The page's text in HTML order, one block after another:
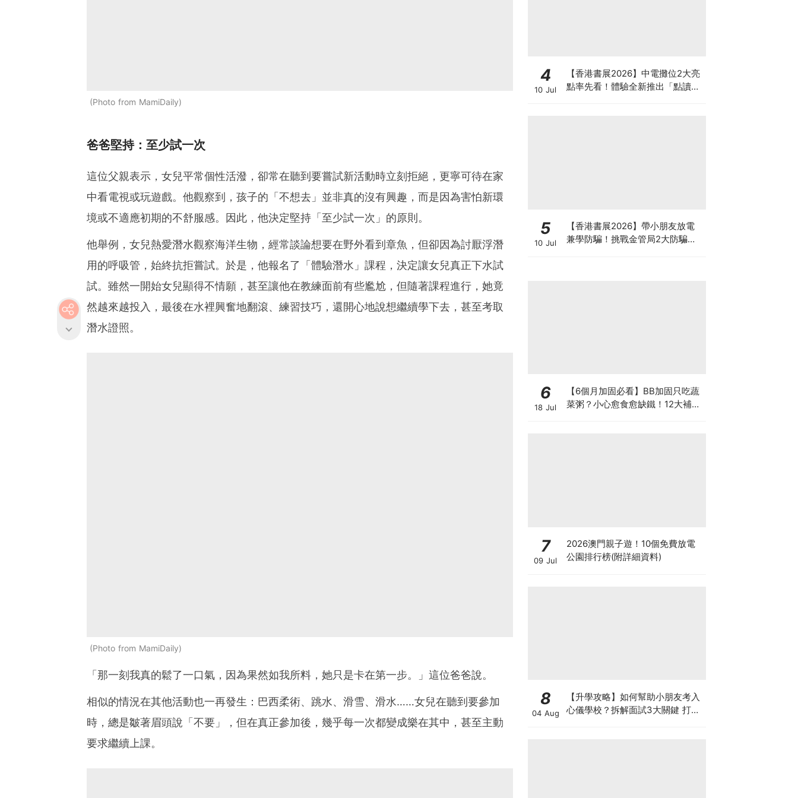
Photo from MamiDaily
爸爸堅持：至少試一次
這位父親表示，女兒平常個性活潑，卻常在聽到要嘗試新活動時立刻拒絕，更寧可待在家
中看電視或玩遊戲。他觀察到，孩子的「不想去」並非真的沒有興趣，而是因為害怕新環
境或不適應初期的不舒服感。因此，他決定堅持「至少試一次」的原則。
他舉例，女兒熱愛潛水觀察海洋生物，經常談論想要在野外看到章魚，但卻因為討厭浮潛
用的呼吸管，始終抗拒嘗試。於是，他報名了「體驗潛水」課程，決定讓女兒真正下水試
試。雖然一開始女兒顯得不情願，甚至讓他在教練面前有些尷尬，但隨著課程進行，她竟
然越來越投入，最後在水裡興奮地翻滾、練習技巧，還開心地說想繼續學下去，甚至考取
潛水證照。
Photo from MamiDaily
「那一刻我真的鬆了一口氣，因為果然如我所料，她只是卡在第一步。」這位爸爸說。
相似的情況在其他活動也一再發生：巴西柔術、跳水、滑雪、滑水……女兒在聽到要參加
時，總是皺著眉頭說「不要」，但在真正參加後，幾乎每一次都變成樂在其中，甚至主動
要求繼續上課。
4
10 Jul
【香港書展2026】中電攤位2大亮
點率先看！體驗全新推出「點讀故
5
10 Jul
【香港書展2026】帶小朋友放電
兼學防騙！挑戰金管局2大防騙遊
6
18 Jul
【6個月加固必看】BB加固只吃蔬
菜粥？小心愈食愈缺鐵！12大補鐵
7
09 Jul
2026澳門親子遊！10個免費放電
公園排行榜(附詳細資料)
8
04 Aug
【升學攻略】如何幫助小朋友考入
心儀學校？拆解面試3大關鍵 打好